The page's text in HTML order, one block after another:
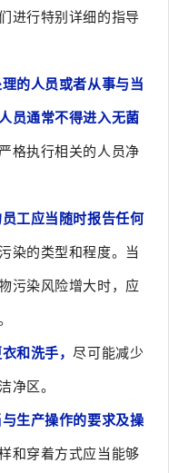
进行特别详细的指导
的人员或者从事与当
员通常不得进入无菌
格执行相关的人员净
工应当随时报告任何
染的类型和程度。当
污染风险增大时，应
和洗手，尽可能减少
净区。
生产操作的要求及操
和穿着方式应当能够